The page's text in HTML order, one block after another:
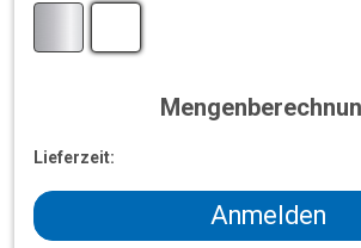
Lieferzeit:
Anmelden